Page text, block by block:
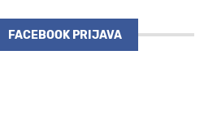
FACEBOOK PRIJAVA